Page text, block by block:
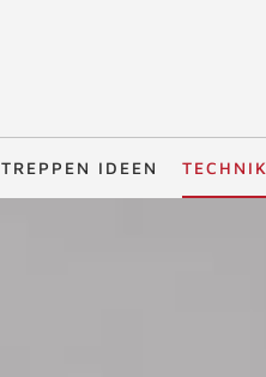
TREPPEN IDEEN TECHNIK